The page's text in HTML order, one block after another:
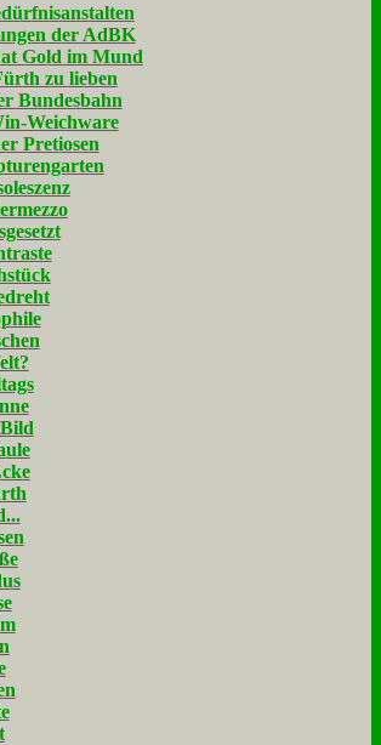
der AdBK
Gold im Mund
zu lieben
Bundesbahn
Weichware
Pretiosen